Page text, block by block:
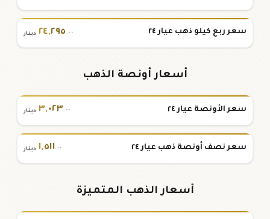
سعر ربع كيلو ذهب عيار ٢٤ ٢٤,٢٩٥ .٠٠ دينار
أسعار أونصة الذهب
سعر الأونصة عيار ٢٤ ٣,٠٢٣.٠٠ دينار
سعر نصف أونصة ذهب عيار ٢٤ ١,٥١١.٠٠ دينار
أسعار الذهب المتميزة